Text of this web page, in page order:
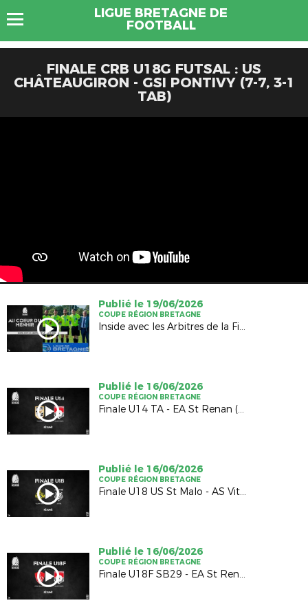
LIGUE BRETAGNE DE
FOOTBALL
FINALE CRB U18G FUTSAL : US
CHÂTEAUGIRON - GSI PONTIVY (7-7, 3-1
TAB)
Publié le 19/06/2026
COUPE RÉGION BRETAGNE
Inside avec les Arbitres de la Finale Hommes
Publié le 16/06/2026
COUPE RÉGION BRETAGNE
Finale U14 TA - EA St Renan (1-1; 4-5 TAB)
Publié le 16/06/2026
COUPE RÉGION BRETAGNE
Finale U18 US St Malo - AS Vitré (2-2; 4-5 TAB)
Publié le 16/06/2026
COUPE RÉGION BRETAGNE
Finale U18F SB29 - EA St Renan (1-0)